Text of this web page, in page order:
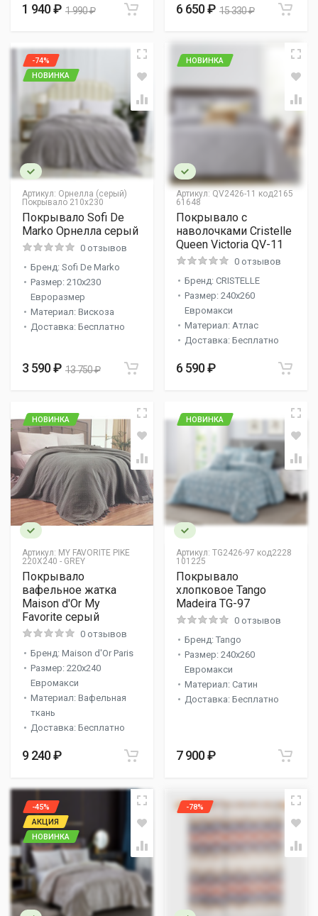
1 940 ₽ 1 990 ₽ 6 650 ₽ 15 330 ₽
Артикул: Орнелла (серый)
Покрывало 210х230
-74%
НОВИНКА
Покрывало Sofi De
Marko Орнелла серый
0 отзывов
Бренд: Sofi De Marko
Размер: 210х230
Евроразмер
Материал: Вискоза
Доставка: Бесплатно
3 590 ₽ 13 750 ₽
Артикул: QV2426-11 код2165
61648
НОВИНКА
Покрывало с
наволочками Cristelle
Queen Victoria QV-11
0 отзывов
Бренд: CRISTELLE
Размер: 240x260
Евромакси
Материал: Атлас
Доставка: Бесплатно
6 590 ₽
Артикул: MY FAVORITE PIKE
220X240 - GREY
НОВИНКА
Покрывало
вафельное жатка
Maison d'Or My
Favorite серый
0 отзывов
Бренд: Maison d'Or Paris
Размер: 220x240
Евромакси
Материал: Вафельная
ткань
Доставка: Бесплатно
9 240 ₽
Артикул: TG2426-97 код2228
101225
НОВИНКА
Покрывало
хлопковое Tango
Madeira TG-97
0 отзывов
Бренд: Tango
Размер: 240x260
Евромакси
Материал: Сатин
Доставка: Бесплатно
7 900 ₽
-45%
АКЦИЯ
НОВИНКА
-78%